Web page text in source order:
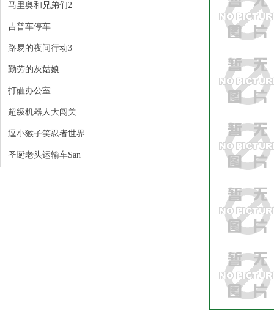
马里奥和兄弟们2
吉普车停车
路易的夜间行动3
勤劳的灰姑娘
打砸办公室
超级机器人大闯关
逗小猴子笑忍者世界
圣诞老头运输车San